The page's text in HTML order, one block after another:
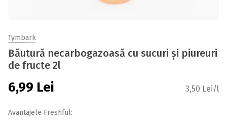
Tymbark
Băutură necarbogazoasă cu sucuri şi piureuri
de fructe 2l
6,99 Lei 3,50 Lei/l
Avantajele Freshful: